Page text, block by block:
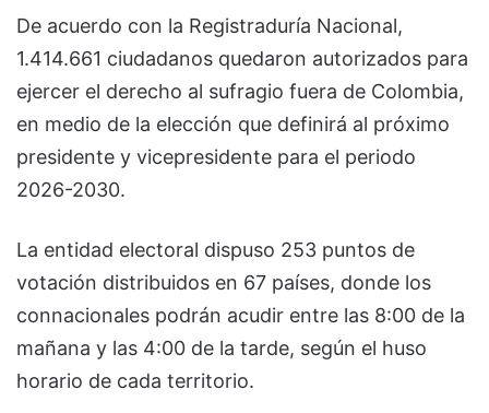
De acuerdo con la Registraduría Nacional,
1.414.661 ciudadanos quedaron autorizados para
ejercer el derecho al sufragio fuera de Colombia,
en medio de la elección que definirá al próximo
presidente y vicepresidente para el periodo
2026-2030.
La entidad electoral dispuso 253 puntos de
votación distribuidos en 67 países, donde los
connacionales podrán acudir entre las 8:00 de la
mañana y las 4:00 de la tarde, según el huso
horario de cada territorio.